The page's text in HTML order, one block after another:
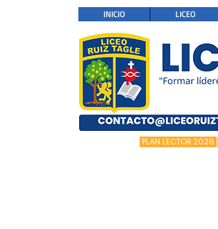
INICIO LICEO
PLAN LECTOR 2026